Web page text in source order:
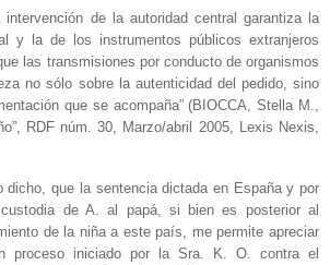
de la autoridad central garantiza la
y la de los instrumentos públicos extranjeros
las transmisiones por conducto de organismos
no sólo sobre la autenticidad del pedido, sino
que se acompaña” (BIOCCA, Stella M.,
RDF núm. 30, Marzo/abril 2005, Lexis Nexis,
dicho, que la sentencia dictada en España y por
de A. al papá, si bien es posterior al
de la niña a este país, me permite apreciar
proceso iniciado por la Sra. K. O. contra el